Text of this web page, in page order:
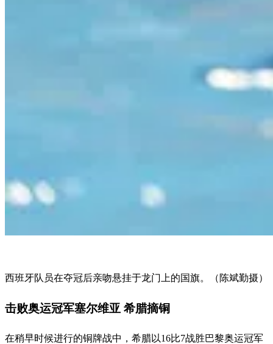
西班牙队员在夺冠后亲吻悬挂于龙门上的国旗。（陈斌勤摄）
击败奥运冠军塞尔维亚 希腊摘铜
在稍早时候进行的铜牌战中，希腊以16比7战胜巴黎奥运冠军